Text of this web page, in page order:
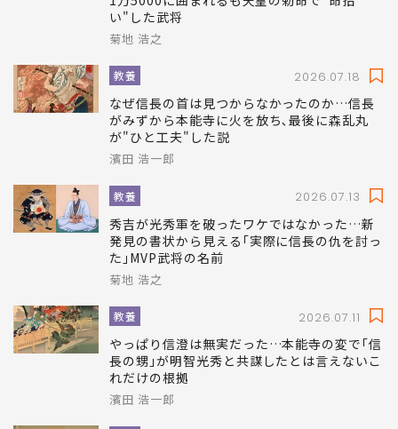
い"した武将
菊地 浩之
教養 2026.07.18
なぜ信長の首は見つからなかったのか…信長
がみずから本能寺に火を放ち､最後に森乱丸
が"ひと工夫"した説
濱田 浩一郎
教養 2026.07.13
秀吉が光秀軍を破ったワケではなかった…新
発見の書状から見える｢実際に信長の仇を討っ
た｣MVP武将の名前
菊地 浩之
教養 2026.07.11
やっぱり信澄は無実だった…本能寺の変で｢信
長の甥｣が明智光秀と共謀したとは言えないこ
れだけの根拠
濱田 浩一郎